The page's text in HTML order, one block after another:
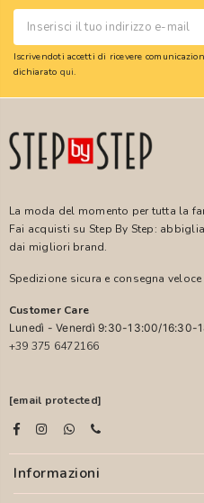
Iscrivendoti accetti di ricevere
dichiarato qui.
La moda del momento per tutta la
Fai acquisti su Step By Step:
dai migliori brand.
Spedizione sicura e consegna
Customer Care
Lunedì - Venerdì 9:30-13:00/16:30-
+39 375 6472166
[email protected]
Informazioni